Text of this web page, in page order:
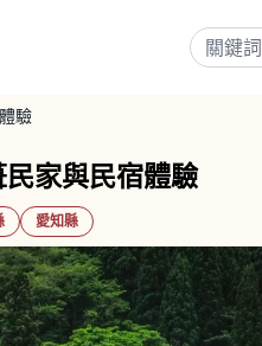
驗
家與民宿體驗
愛知縣